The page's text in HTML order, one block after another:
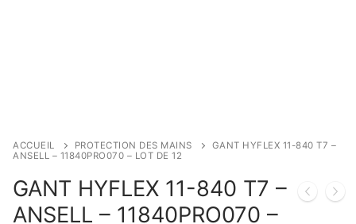
ACCUEIL PROTECTION DES MAINS
GANT HYFLEX 11-840 T7 –
ANSELL – 11840PRO070 – LOT DE 12
GANT HYFLEX 11-840 T7 –
ANSELL – 11840PRO070 –